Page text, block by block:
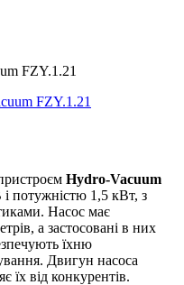
FZY.1.21
Hydro-Vacuum
потужністю 1,5 кВт, з
Насос має
а застосовані в них
їхню
Двигун насоса
їх від конкурентів.